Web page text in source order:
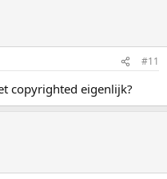
#11
copyrighted eigenlijk?